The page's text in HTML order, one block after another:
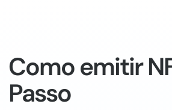
Como emitir
Passo